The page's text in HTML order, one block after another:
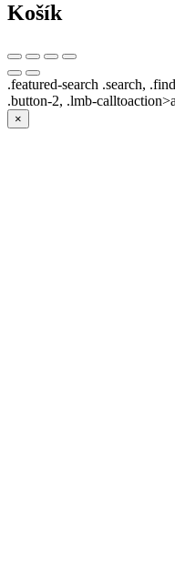
Košík
.featured-search .search,
.button-2, .lmb-
×